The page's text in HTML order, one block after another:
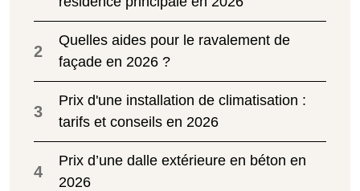
2
Quelles aides pour le ravalement de
façade en 2026 ?
3
Prix d'une installation de climatisation :
tarifs et conseils en 2026
4
Prix d’une dalle extérieure en béton en
2026